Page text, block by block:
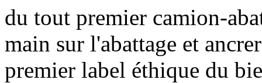
du tout premier camion-
main sur l'abattage et
premier label éthique du